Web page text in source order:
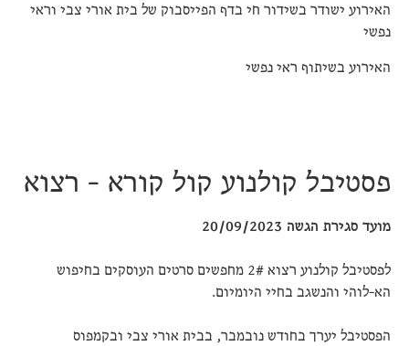
האירוע ישודר בשידור חי בדף הפייסבוק של בית אורי צבי וראי
נפשי
האירוע בשיתוף ראי נפשי
פסטיבל קולנוע קול קורא - רצוא
מועד סגירת הגשה 20/09/2023
לפסטיבל קולנוע רצוא 2# מחפשים סרטים העוסקים בחיפוש
הא-לוהי והנשגב בחיי היומיום.
הפסטיבל יערך בחודש נובמבר, בבית אורי צבי ובקמפוס